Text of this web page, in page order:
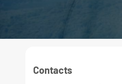
Contacts